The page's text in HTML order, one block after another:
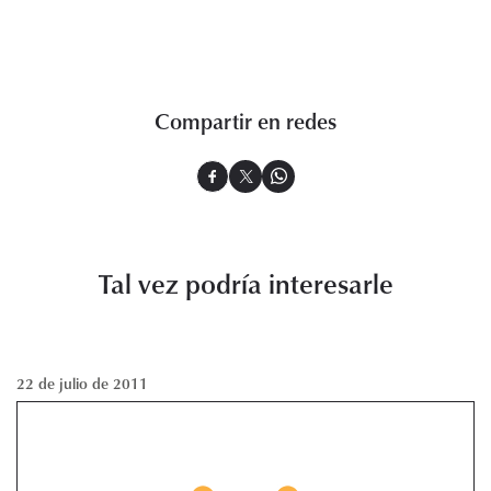
Compartir en redes
Tal vez podría interesarle
22 de julio de 2011